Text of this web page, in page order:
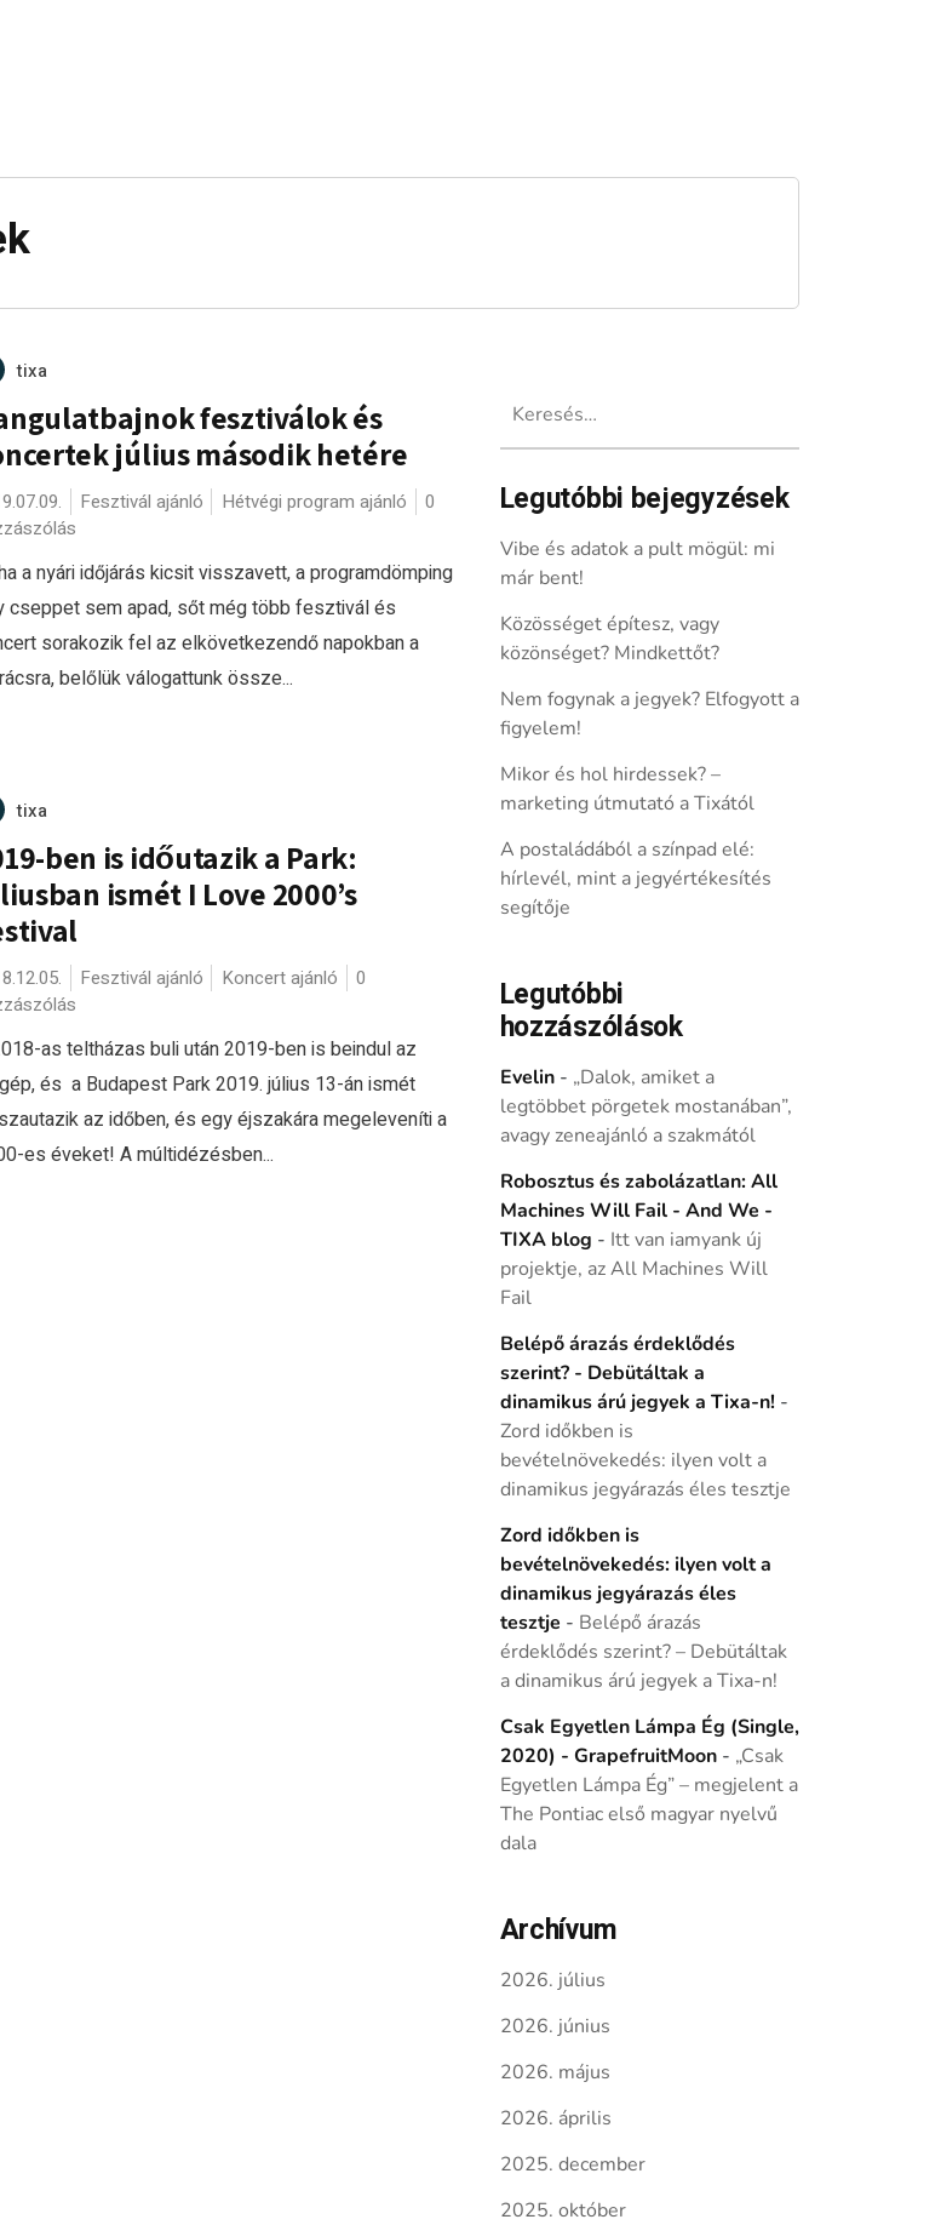
tixa
fesztiválok és
július második hetére
Fesztivál ajánló Hétvégi program ajánló
0
a nyári időjárás kicsit visszavett, a programdömping
cseppet sem apad, sőt még több fesztivál és
sorakozik fel az elkövetkezendő napokban a
belőlük válogattunk össze...
tixa
ben is időutazik a Park:
ismét I Love 2000’s
Fesztivál ajánló Koncert ajánló
0
as teltházas buli után 2019-ben is beindul az
és a Budapest Park 2019. július 13-án ismét
az időben, és egy éjszakára megeleveníti a
es éveket! A múltidézésben...
Legutóbbi bejegyzések
Vibe és adatok a pult mögül: mi
már bent!
Közösséget építesz, vagy
közönséget? Mindkettőt?
Nem fogynak a jegyek? Elfogyott a
figyelem!
Mikor és hol hirdessek? –
marketing útmutató a Tixától
A postaládából a színpad elé:
hírlevél, mint a jegyértékesítés
segítője
Legutóbbi
hozzászólások
Evelin- „Dalok, amiket a
legtöbbet pörgetek mostanában”,
avagy zeneajánló a szakmától
Robosztus és zabolázatlan: All
Machines Will Fail - And We -
TIXA blog - Itt van iamyank új
projektje, az All Machines Will
Fail
Belépő árazás érdeklődés
szerint? - Debütáltak a
dinamikus árú jegyek a Tixa-n! -
Zord időkben is
bevételnövekedés: ilyen volt a
dinamikus jegyárazás éles tesztje
Zord időkben is
bevételnövekedés: ilyen volt a
dinamikus jegyárazás éles
tesztje - Belépő árazás
érdeklődés szerint? – Debütáltak
a dinamikus árú jegyek a Tixa-n!
Csak Egyetlen Lámpa Ég (Single,
2020) - GrapefruitMoon- „Csak
Egyetlen Lámpa Ég” – megjelent a
The Pontiac első magyar nyelvű
dala
Archívum
2026. július
2026. június
2026. május
2026. április
2025. december
2025. október